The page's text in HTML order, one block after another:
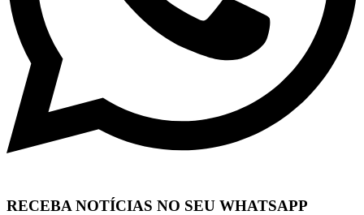
RECEBA NOTÍCIAS NO SEU WHATSAPP